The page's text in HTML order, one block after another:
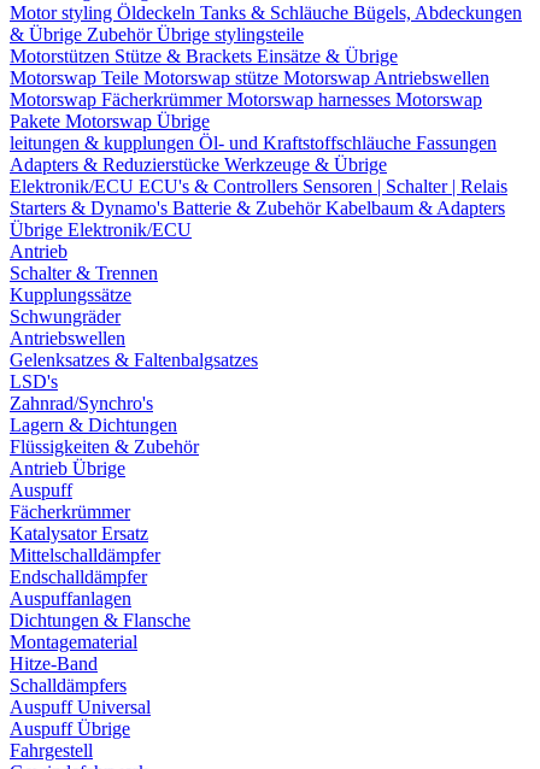
Motor styling Öldeckeln Tanks & Schläuche Bügels, Abdeckungen
& Übrige ZubehörÜbrige stylingsteile
Motorstützen Stütze & Brackets Einsätze & Übrige
Motorswap Teile Motorswap stütze Motorswap Antriebswellen
Motorswap FächerkrümmerMotorswap harnesses Motorswap
Pakete Motorswap Übrige
leitungen & kupplungen Öl- und Kraftstoffschläuche Fassungen
Adapters & Reduzierstücke Werkzeuge & Übrige
Elektronik/ECU ECU's & Controllers Sensoren | Schalter | Relais
Starters & Dynamo's Batterie & ZubehörKabelbaum & Adapters
Übrige Elektronik/ECU
Antrieb
Schalter & Trennen
Kupplungssätze
Schwungräder
Antriebswellen
Gelenksatzes & Faltenbalgsatzes
LSD's
Zahnrad/Synchro's
Lagern & Dichtungen
Flüssigkeiten & Zubehör
Antrieb Übrige
Auspuff
Fächerkrümmer
Katalysator Ersatz
Mittelschalldämpfer
Endschalldämpfer
Auspuffanlagen
Dichtungen & Flansche
Montagematerial
Hitze-Band
Schalldämpfers
Auspuff Universal
Auspuff Übrige
Fahrgestell